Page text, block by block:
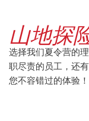
山地探
选择我们夏令营的
职尽责的员工，还
您不容错过的体验！